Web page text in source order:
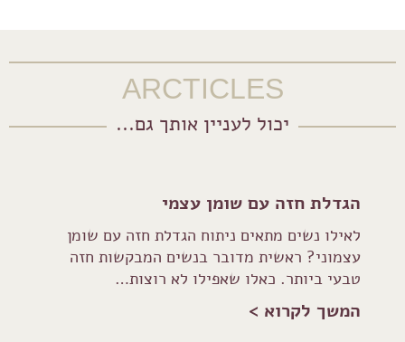
ARCTICLES
יכול לעניין אותך גם...
הגדלת חזה עם שומן עצמי
לאילו נשים מתאים ניתוח הגדלת חזה עם שומן
עצמוני? ראשית מדובר בנשים המבקשות חזה
טבעי ביותר. כאלו שאפילו לא רוצות…
המשך לקרוא >